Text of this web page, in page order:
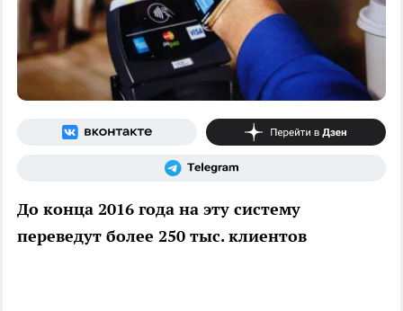
До конца 2016 года на эту систему
переведут более 250 тыс. клиентов